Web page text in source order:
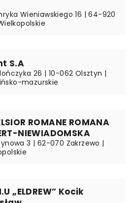
Wieniawskiego 16 | 64-920
S.A
26 | 10-062 Olsztyn |
mazurskie
ROMANE ROMANA
NIEWIADOMSKA
3 | 62-070 Zakrzewo |
„ELDREW” Kocik